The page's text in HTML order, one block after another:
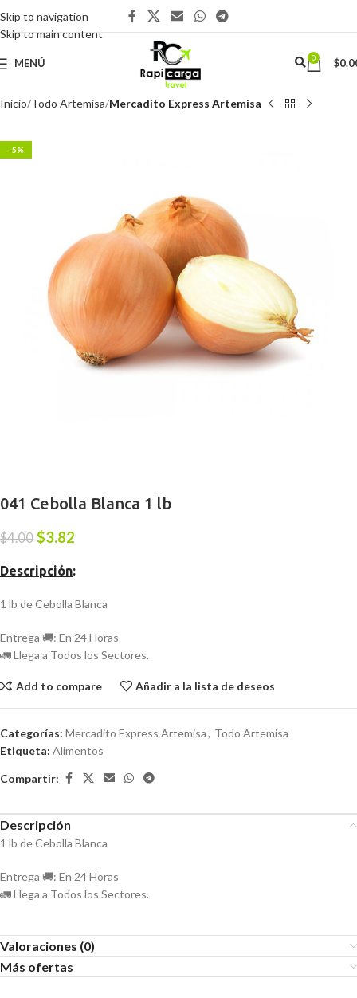
Skip to navigation
Skip to main content
MENÚ 0 $
Inicio Todo Artemisa Mercadito Express Artemisa
-5%
041 Cebolla Blanca 1 lb
$4.00 $3.82
Descripción:
1 lb de Cebolla Blanca
Entrega 🚚: En 24 Horas
🚛 Llega a Todos los Sectores.
Add to compare Añadir a la lista de deseos
Categorías: Mercadito Express Artemisa, Todo Artemisa
Etiqueta: Alimentos
Compartir:
Descripción
1 lb de Cebolla Blanca
Entrega 🚚: En 24 Horas
🚛 Llega a Todos los Sectores.
Valoraciones (0)
Más ofertas